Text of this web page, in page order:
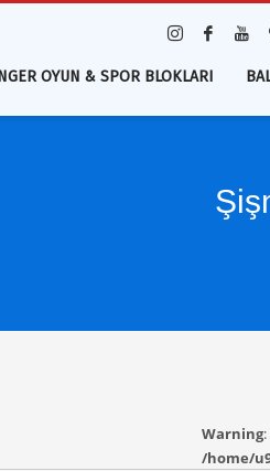
OYUN & SPOR BLOKLARI
Warning
/home/